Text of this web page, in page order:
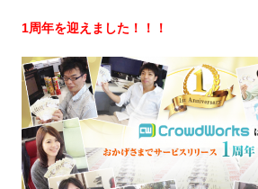
1周年を迎えました！！！